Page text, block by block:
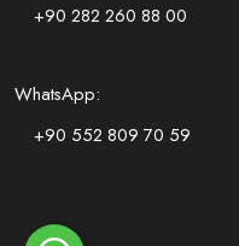
+90 282 260 88 00
WhatsApp:
+90 552 809 70 59